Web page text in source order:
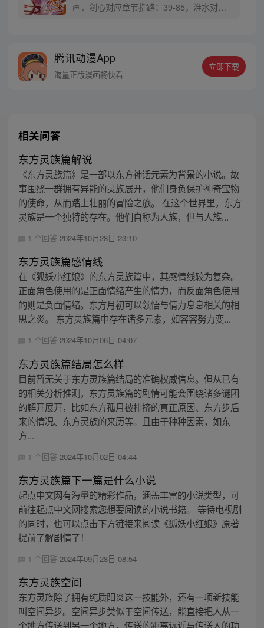
画，剑心对应章节指路：39-85，淮水对应
腾讯动漫App
海量正版漫画畅快看
立即下载
相关问答
东方灵族篇解说
《东方灵族篇》是一部以东方神话元素为背景的小说。故
事围绕一群拥有异能的灵族展开，他们身负保护神奇宝物
的使命，从而踏上壮丽的冒险之旅。 在这个世界里，东方
灵族是一个独特的存在。他们自称为人族，但与人族...
1 个回答 2024年10月28日 23:10
东方灵族篇感情线
在《狐妖小红娘》的东方灵族篇中，其感情线较为复杂。
正面角色使用的是正面情绪产生的情力，而反面角色使用
的则是负面情绪。东方月初可以领悟与情力息息相关的相
思之炎。 东方灵族篇中存在诸多元素，如容容努力变...
1 个回答 2024年10月06日 04:07
东方灵族篇结局怎么样
目前暂无关于东方灵族篇结局的准确权威信息。但从已有
的相关分析推测，东方灵族篇的剧情可能会围绕诸多谜团
的解开展开，比如东方孤月被排挤的真正原因、东方步后
来的情况、东方灵族的来历等。且由于种种因素，如东
方...
1 个回答 2024年10月02日 04:44
东方灵族篇下一篇是什么小说
起点中文网有海量的精彩作品，涵盖丰富的小说类型，可
前往起点中文网搜索您想要阅读的小说书籍。 等待电视剧
的同时，也可以点击下方链接来阅读《狐妖小红娘》原著
提前了解剧情了！
1 个回答 2024年09月28日 08:54
东方灵族空间
东方灵族除了拥有纯质阳炎这一技能外，还有一项新技能
叫空间异步。空间异步类似于空间传送，能直接把人从一
个地方传送到另一个地方，传送的距离远近与传送人的功